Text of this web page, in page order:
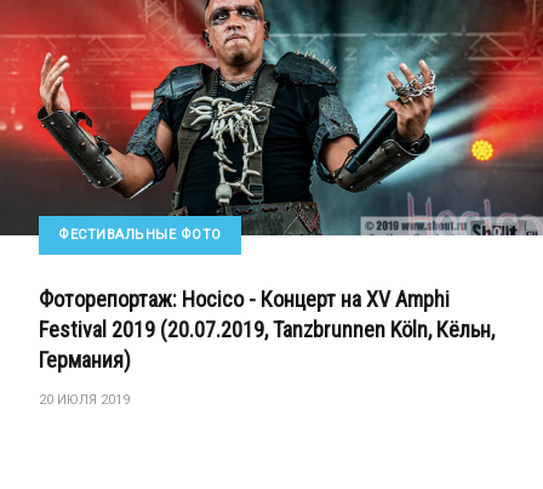
ФЕСТИВАЛЬНЫЕ ФОТО
Фоторепортаж: Hocico - Концерт на XV Amphi
Festival 2019 (20.07.2019, Tanzbrunnen Köln, Кёльн,
Германия)
20 ИЮЛЯ 2019